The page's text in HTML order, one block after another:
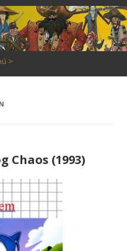
>
Chaos (1993)